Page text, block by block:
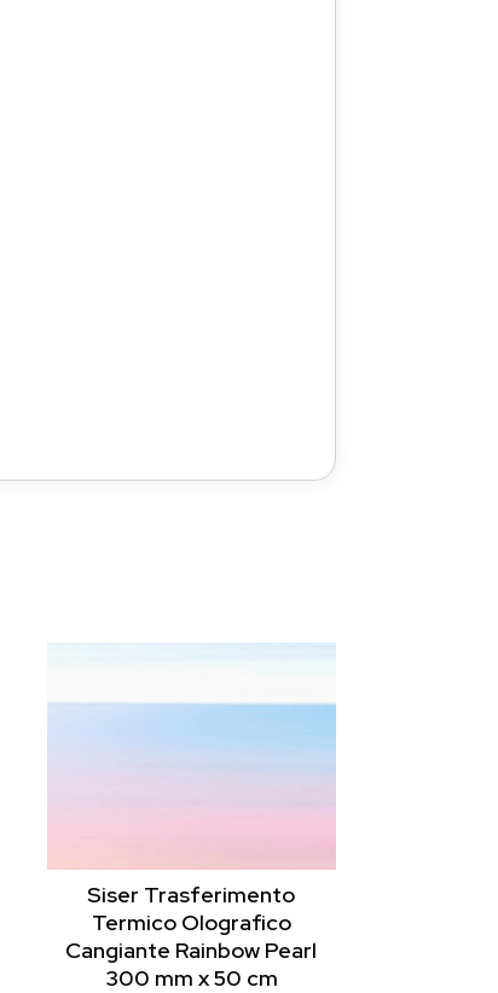
Siser Trasferimento
Termico Olografico
Cangiante Rainbow Pearl
300 mm x 50 cm